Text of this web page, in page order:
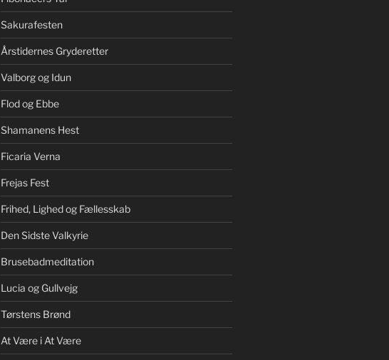
Sakurafesten
Årstidernes Gryderetter
Valborg og Idun
Flod og Ebbe
Shamanens Hest
Ficaria Verna
Frejas Fest
Frihed, Lighed og Fællesskab
Den Sidste Valkyrie
Brusebadmeditation
Lucia og Gullvejg
Tørstens Brønd
At Være i At Være